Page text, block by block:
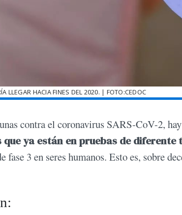
LLEGAR HACIA FINES DEL 2020. | FOTO:CEDOC
contra el coronavirus SARS-CoV-2,
que ya están en pruebas de diferente
3 en seres humanos. Esto es, sobre